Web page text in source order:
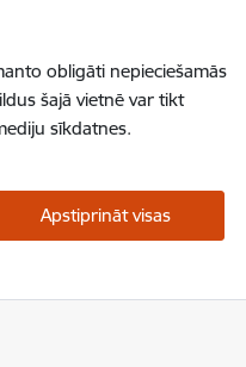
obligāti nepieciešamās
šajā vietnē var tikt
sīkdatnes.
Apstiprināt visas